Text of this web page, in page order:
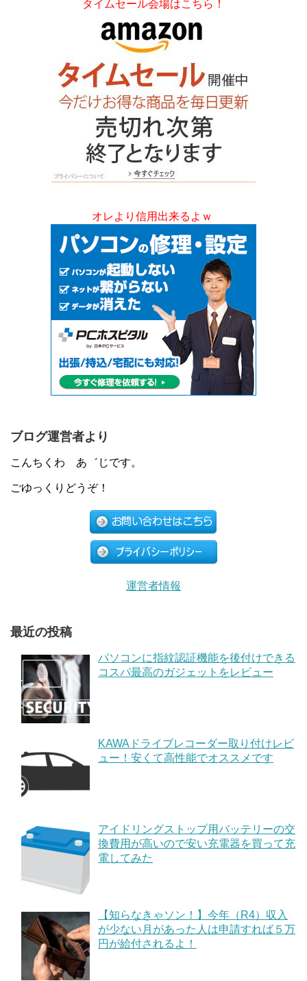
タイムセール会場はこちら！
オレより信用出来るよｗ
ブログ運営者より
こんちくわ あ゛じです。
ごゆっくりどうぞ！
運営者情報
最近の投稿
パソコンに指紋認証機能を後付けできる
コスパ最高のガジェットをレビュー
KAWAドライブレコーダー取り付けレビ
ュー！安くて高性能でオススメです
アイドリングストップ用バッテリーの交
換費用が高いので安い充電器を買って充
電してみた
【知らなきゃソン！】今年（R4）収入
が少ない月があった人は申請すれば５万
円が給付されるよ！